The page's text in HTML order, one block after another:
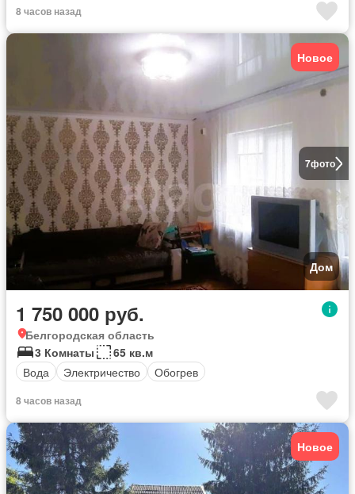
8 часов назад
7фото
Новое
Дом
1 750 000 руб.
Белгородская область
3 Комнаты
65 кв.м
Вода
Электричество Обогрев
8 часов назад
Новое